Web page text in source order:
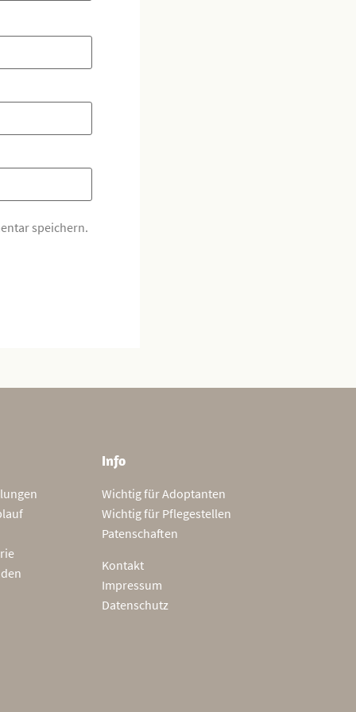
speichern.
Info
Wichtig für Adoptanten
Wichtig für Pflegestellen
Patenschaften
Kontakt
Impressum
Datenschutz